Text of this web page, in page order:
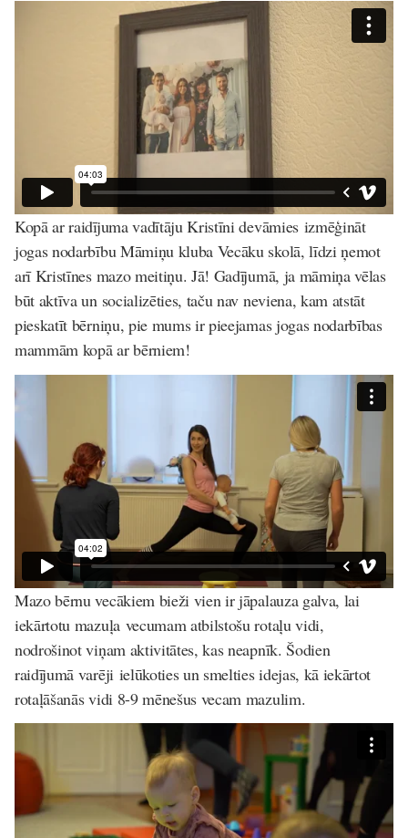
Kopā ar raidījuma vadītāju Kristīni devāmies izmēģināt
jogas nodarbību Māmiņu kluba Vecāku skolā, līdzi ņemot
arī Kristīnes mazo meitiņu. Jā! Gadījumā, ja māmiņa vēlas
būt aktīva un socializēties, taču nav neviena, kam atstāt
pieskatīt bērniņu, pie mums ir pieejamas jogas nodarbības
mammām kopā ar bērniem!
Mazo bērnu vecākiem bieži vien ir jāpalauza galva, lai
iekārtotu mazuļa vecumam atbilstošu rotaļu vidi,
nodrošinot viņam aktivitātes, kas neapnīk. Šodien
raidījumā varēji ielūkoties un smelties idejas, kā iekārtot
rotaļāšanās vidi 8-9 mēnešus vecam mazulim.